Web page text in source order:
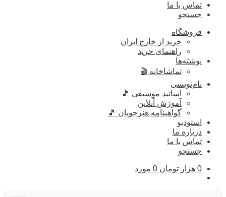
تماس با ما
جستجو
فروشگاه
خرید از خارج ایران
راهنمای خرید
نوشته‌ها
تماشاخانه 🎬
نام‌نویسی
اساتید موسیقی 🎵
آموزش آنلاین
گواهینامه هنرجویان 🎵
استودیو
درباره ما
تماس با ما
جستجو
0 هزار تومان 0 مورد